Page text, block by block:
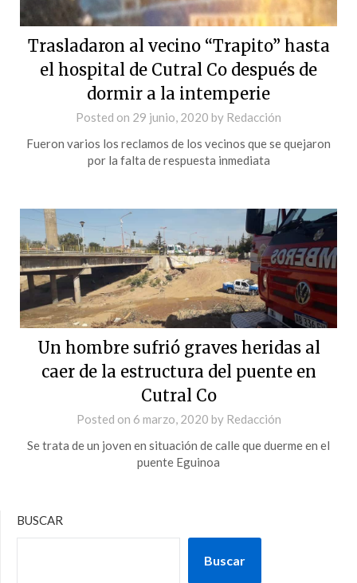
Trasladaron al vecino “Trapito” hasta
el hospital de Cutral Co después de
dormir a la intemperie
Posted on 29 junio, 2020 by Redacción
Fueron varios los reclamos de los vecinos que se quejaron
por la falta de respuesta inmediata
Un hombre sufrió graves heridas al
caer de la estructura del puente en
Cutral Co
Posted on 6 marzo, 2020 by Redacción
Se trata de un joven en situación de calle que duerme en el
puente Eguinoa
BUSCAR
Buscar